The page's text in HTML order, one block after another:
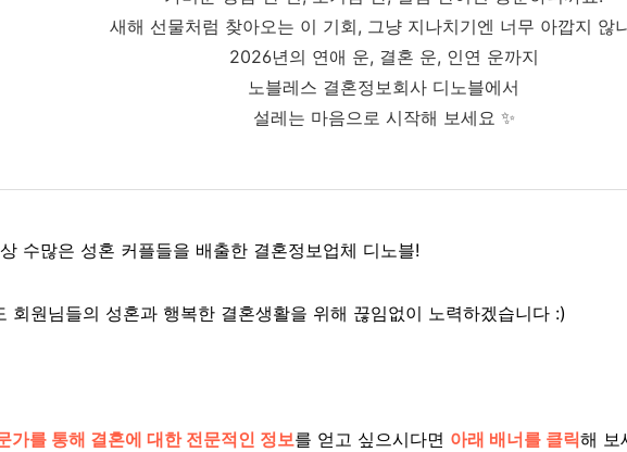
새해 선물처럼 찾아오는 이 기회, 그냥 지나치기엔 너무 아깝지 않
2026년의 연애 운, 결혼 운, 인연 운까지
노블레스 결혼정보회사 디노블에서
설레는 마음으로 시작해 보세요 ✨
수많은 성혼 커플들을 배출한 결혼정보업체 디노블!
회원님들의 성혼과 행복한 결혼생활을 위해 끊임없이 노력하겠습니다 :)
가를 통해 결혼에 대한 전문적인 정보를 얻고 싶으시다면 아래 배너를 클릭해 보